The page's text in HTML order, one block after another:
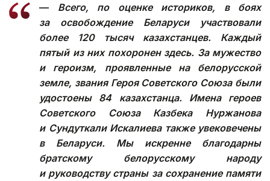
— Всего, по оценке историков, в боях
за освобождение Беларуси участвовали
более 120 тысяч казахстанцев. Каждый
пятый из них похоронен здесь. За мужество
и героизм, проявленные на белорусской
земле, звания Героя Советского Союза были
удостоены 84 казахстанца. Имена героев
Советского Союза Казбека Нуржанова
и Сундуткали Искалиева также увековечены
в Беларуси. Мы искренне благодарны
братскому белорусскому народу
и руководству страны за сохранение памяти